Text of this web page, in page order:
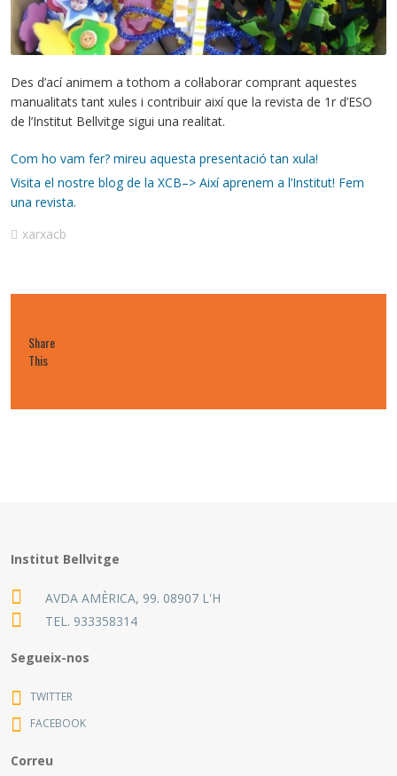
Des d’ací animem a tothom a col·laborar comprant aquestes
manualitats tant xules i contribuir així que la revista de 1r d’ESO
de l’Institut Bellvitge sigui una realitat.
Com ho vam fer? mireu aquesta presentació tan xula!
Visita el nostre blog de la XCB–> Així aprenem a l’Institut! Fem
una revista.
xarxacb
Share
This
Institut Bellvitge
AVDA AMÈRICA, 99. 08907 L'H
TEL. 933358314
Segueix-nos
TWITTER
FACEBOOK
Correu